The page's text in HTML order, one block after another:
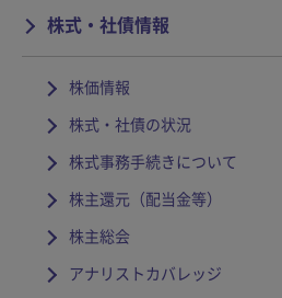
株式・社債情報
株価情報
株式・社債の状況
株式事務手続きについて
株主還元（配当金等）
株主総会
アナリストカバレッジ